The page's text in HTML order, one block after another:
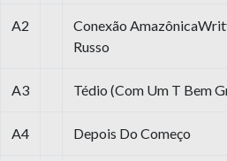
A2
Conexão
Russo
A3 Tédio (Com Um T Bem
A4 Depois Do Começo